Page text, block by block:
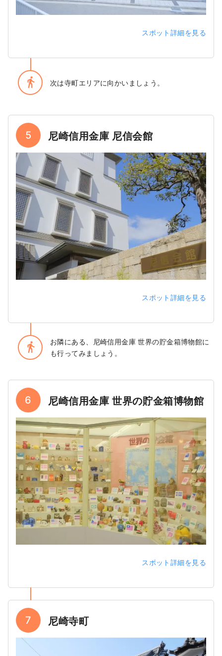
スポット詳細を見る
directions_walk 次は寺町エリアに向かいましょう。
5 尼崎信用金庫 尼信会館
スポット詳細を見る
directions_walk
お隣にある、尼崎信用金庫 世界の貯金箱博物館に
も行ってみましょう。
6 尼崎信用金庫 世界の貯金箱博物館
スポット詳細を見る
7 尼崎寺町